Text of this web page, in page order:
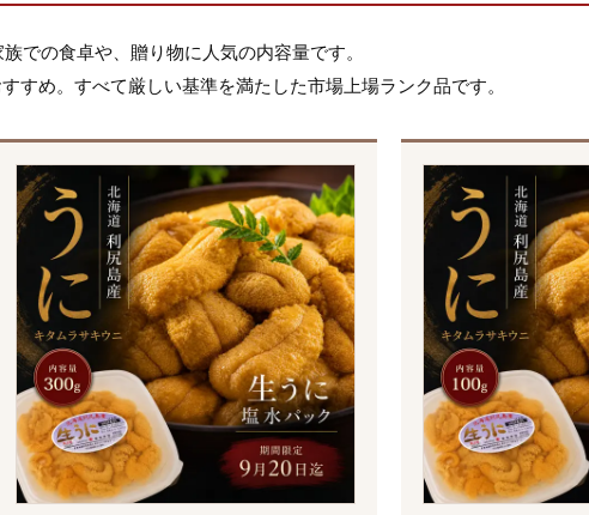
での食卓や、贈り物に人気の内容量です。
すめ。すべて厳しい基準を満たした市場上場ランク品です。